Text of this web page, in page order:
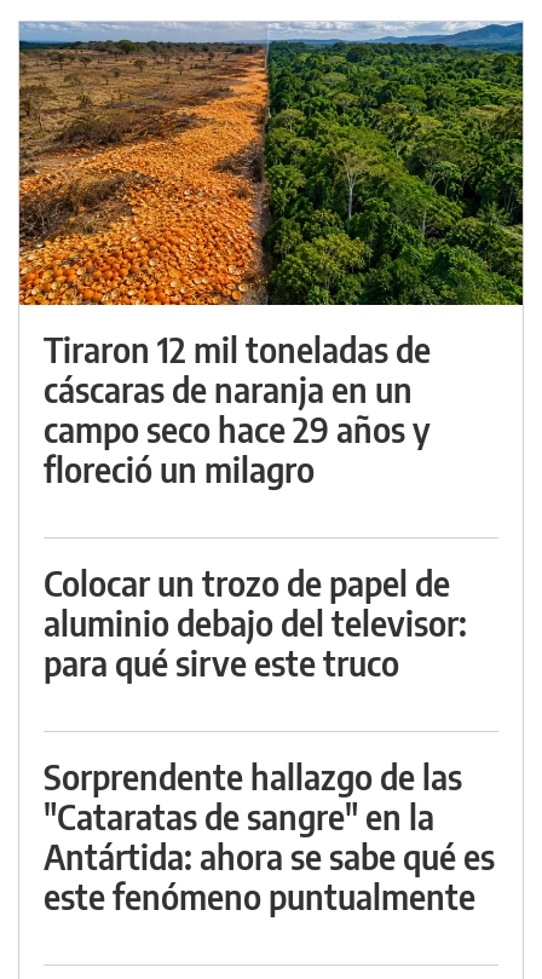
Tiraron 12 mil toneladas de
cáscaras de naranja en un
campo seco hace 29 años y
floreció un milagro
Colocar un trozo de papel de
aluminio debajo del televisor:
para qué sirve este truco
Sorprendente hallazgo de las
"Cataratas de sangre" en la
Antártida: ahora se sabe qué es
este fenómeno puntualmente